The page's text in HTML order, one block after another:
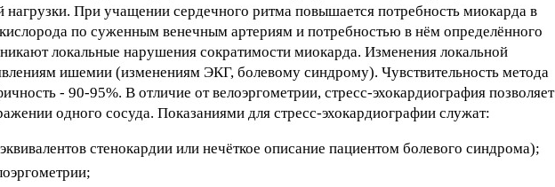
При учащении сердечного ритма повышается потребность миокарда в
по суженным венечным артериям и потребностью в нём определённого
локальные нарушения сократимости миокарда. Изменения локальной
ишемии (изменениям ЭКГ, болевому синдрому). Чувствительность метода
- 90-95%. В отличие от велоэргометрии, стресс-эхокардиография позволяет
одного сосуда. Показаниями для стресс-эхокардиографии служат:
стенокардии или нечёткое описание пациентом болевого синдрома);